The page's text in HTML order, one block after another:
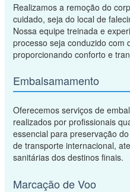
Realizamos a remoção do
cuidado, seja do local de
Nossa equipe treinada e
processo seja conduzido com
proporcionando conforto e
Embalsamamento
Oferecemos serviços de
realizados por profissionais
essencial para preservação
de transporte internacional,
sanitárias dos destinos finais.
Marcação de Voo